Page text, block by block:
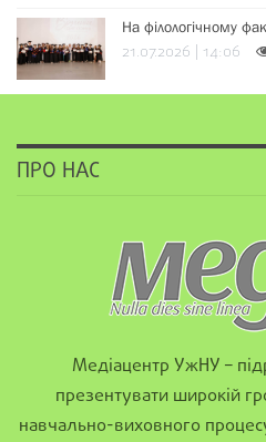
На філологічному
21.07.2026 | 14:06
ПРО НАС
Медіацентр УжНУ –
презентувати широкій
навчально-виховного